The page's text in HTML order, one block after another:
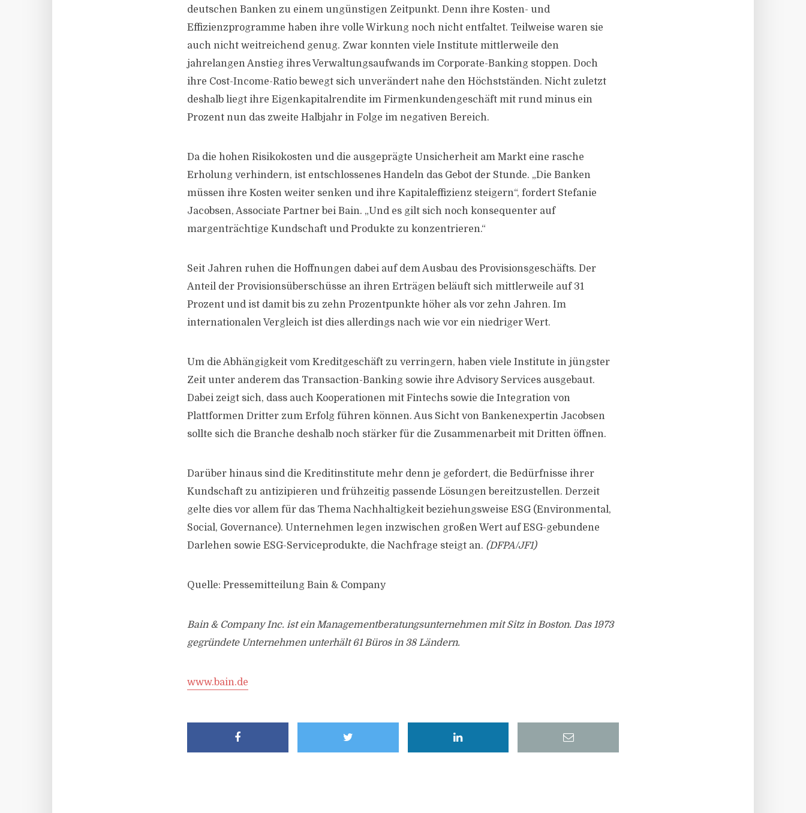
deutschen Banken zu einem ungünstigen Zeitpunkt. Denn ihre Kosten- und
Effizienzprogramme haben ihre volle Wirkung noch nicht entfaltet. Teilweise waren sie
auch nicht weitreichend genug. Zwar konnten viele Institute mittlerweile den
jahrelangen Anstieg ihres Verwaltungsaufwands im Corporate-Banking stoppen. Doch
ihre Cost-Income-Ratio bewegt sich unverändert nahe den Höchstständen. Nicht zuletzt
deshalb liegt ihre Eigenkapitalrendite im Firmenkundengeschäft mit rund minus ein
Prozent nun das zweite Halbjahr in Folge im negativen Bereich.
Da die hohen Risikokosten und die ausgeprägte Unsicherheit am Markt eine rasche
Erholung verhindern, ist entschlossenes Handeln das Gebot der Stunde. „Die Banken
müssen ihre Kosten weiter senken und ihre Kapitaleffizienz steigern“, fordert Stefanie
Jacobsen, Associate Partner bei Bain. „Und es gilt sich noch konsequenter auf
margenträchtige Kundschaft und Produkte zu konzentrieren.“
Seit Jahren ruhen die Hoffnungen dabei auf dem Ausbau des Provisionsgeschäfts. Der
Anteil der Provisionsüberschüsse an ihren Erträgen beläuft sich mittlerweile auf 31
Prozent und ist damit bis zu zehn Prozentpunkte höher als vor zehn Jahren. Im
internationalen Vergleich ist dies allerdings nach wie vor ein niedriger Wert.
Um die Abhängigkeit vom Kreditgeschäft zu verringern, haben viele Institute in jüngster
Zeit unter anderem das Transaction-Banking sowie ihre Advisory Services ausgebaut.
Dabei zeigt sich, dass auch Kooperationen mit Fintechs sowie die Integration von
Plattformen Dritter zum Erfolg führen können. Aus Sicht von Bankenexpertin Jacobsen
sollte sich die Branche deshalb noch stärker für die Zusammenarbeit mit Dritten öffnen.
Darüber hinaus sind die Kreditinstitute mehr denn je gefordert, die Bedürfnisse ihrer
Kundschaft zu antizipieren und frühzeitig passende Lösungen bereitzustellen. Derzeit
gelte dies vor allem für das Thema Nachhaltigkeit beziehungsweise ESG (Environmental,
Social, Governance). Unternehmen legen inzwischen großen Wert auf ESG-gebundene
Darlehen sowie ESG-Serviceprodukte, die Nachfrage steigt an. (DFPA/JF1)
Quelle: Pressemitteilung Bain & Company
Bain & Company Inc. ist ein Managementberatungsunternehmen mit Sitz in Boston. Das 1973
gegründete Unternehmen unterhält 61 Büros in 38 Ländern.
www.bain.de